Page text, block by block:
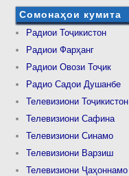
Сомонаҳои кумита
Радиои Тоҷикистон
Радиои Фарҳанг
Радиои Овози Тоҷик
Радио Садои Душанбе
Телевизиони Тоҷикистон
Телевизиони Сафина
Телевизиони Синамо
Телевизиони Варзиш
Телевизиони Ҷаҳоннамо